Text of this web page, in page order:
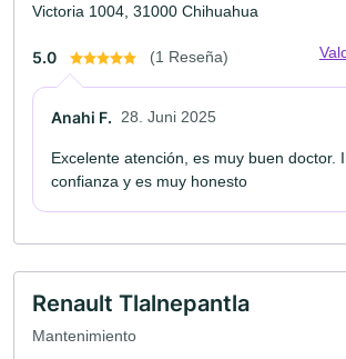
Victoria 1004, 31000 Chihuahua
5.0 (1 Reseña)
Anahi F. 28. Juni 2025
Excelente atención, es muy buen doctor.
confianza y es muy honesto
Renault Tlalnepantla
Mantenimiento